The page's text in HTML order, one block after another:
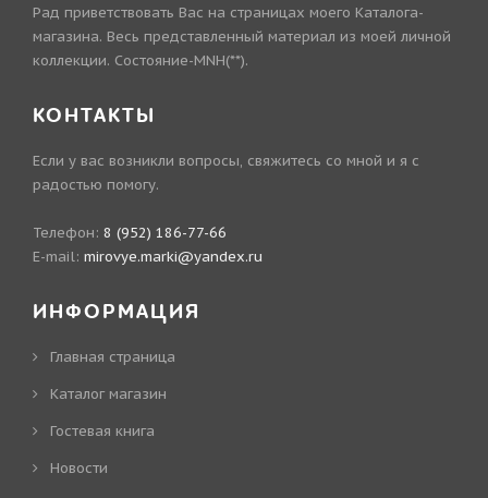
Рад приветствовать Вас на страницах моего Каталога-
магазина. Весь представленный материал из моей личной
коллекции. Состояние-MNH(**).
КОНТАКТЫ
Если у вас возникли вопросы, свяжитесь со мной и я с
радостью помогу.
Телефон: 8 (952) 186-77-66
E-mail: mirovye.marki@yandex.ru
ИНФОРМАЦИЯ
Главная страница
Каталог магазин
Гостевая книга
Новости